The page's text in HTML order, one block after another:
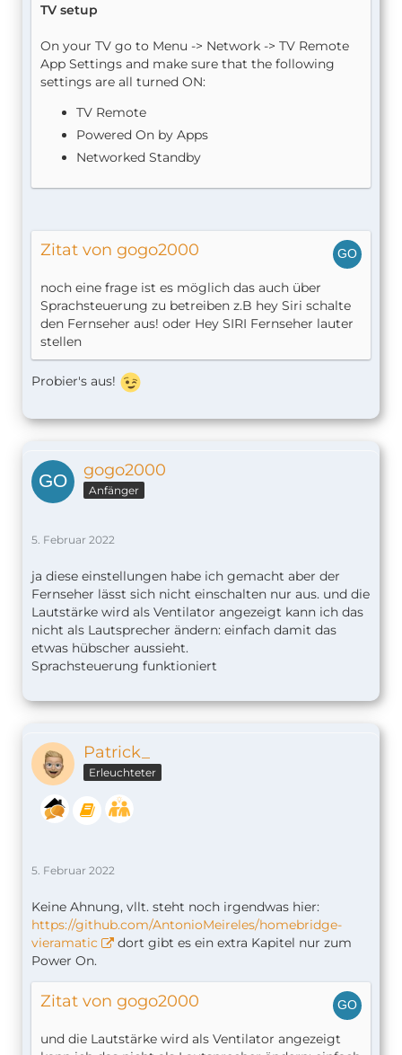
TV setup
On your TV go to Menu -> Network -> TV Remote
App Settings and make sure that the following
settings are all turned ON:
TV Remote
Powered On by Apps
Networked Standby
Zitat von gogo2000
noch eine frage ist es möglich das auch über
Sprachsteuerung zu betreiben z.B hey Siri schalte
den Fernseher aus! oder Hey SIRI Fernseher lauter
stellen
Probier's aus!
gogo2000
Anfänger
5. Februar 2022
ja diese einstellungen habe ich gemacht aber der
Fernseher lässt sich nicht einschalten nur aus. und die
Lautstärke wird als Ventilator angezeigt kann ich das
nicht als Lautsprecher ändern: einfach damit das
etwas hübscher aussieht.
Sprachsteuerung funktioniert
Patrick_
Erleuchteter
5. Februar 2022
Keine Ahnung, vllt. steht noch irgendwas hier:
https://github.com/AntonioMeireles/homebridge-
vieramatic
dort gibt es ein extra Kapitel nur zum
Power On.
Zitat von gogo2000
und die Lautstärke wird als Ventilator angezeigt